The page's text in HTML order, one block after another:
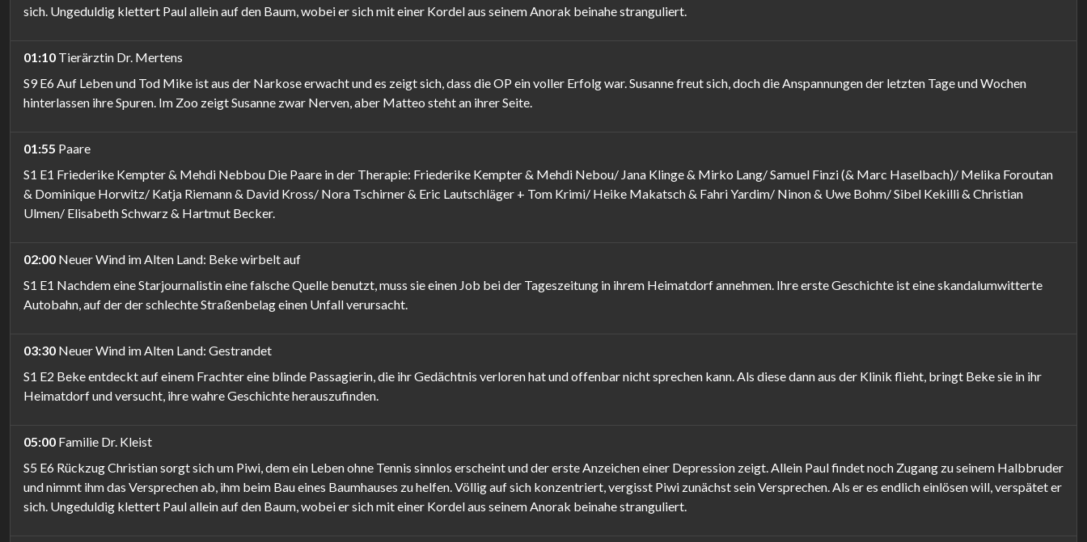
sich. Ungeduldig klettert Paul allein auf den Baum, wobei er sich mit einer Kordel aus seinem Anorak beinahe stranguliert.
01:10 Tierärztin Dr. Mertens
S9 E6 Auf Leben und Tod Mike ist aus der Narkose erwacht und es zeigt sich, dass die OP ein voller Erfolg war. Susanne freut sich, doch die Anspannungen der letzten Tage und Wochen
hinterlassen ihre Spuren. Im Zoo zeigt Susanne zwar Nerven, aber Matteo steht an ihrer Seite.
01:55 Paare
S1 E1 Friederike Kempter & Mehdi Nebbou Die Paare in der Therapie: Friederike Kempter & Mehdi Nebou/ Jana Klinge & Mirko Lang/ Samuel Finzi (& Marc Haselbach)/ Melika Foroutan
& Dominique Horwitz/ Katja Riemann & David Kross/ Nora Tschirner & Eric Lautschläger + Tom Krimi/ Heike Makatsch & Fahri Yardim/ Ninon & Uwe Bohm/ Sibel Kekilli & Christian
Ulmen/ Elisabeth Schwarz & Hartmut Becker.
02:00 Neuer Wind im Alten Land: Beke wirbelt auf
S1 E1 Nachdem eine Starjournalistin eine falsche Quelle benutzt, muss sie einen Job bei der Tageszeitung in ihrem Heimatdorf annehmen. Ihre erste Geschichte ist eine skandalumwitterte
Autobahn, auf der der schlechte Straßenbelag einen Unfall verursacht.
03:30 Neuer Wind im Alten Land: Gestrandet
S1 E2 Beke entdeckt auf einem Frachter eine blinde Passagierin, die ihr Gedächtnis verloren hat und offenbar nicht sprechen kann. Als diese dann aus der Klinik flieht, bringt Beke sie in ihr
Heimatdorf und versucht, ihre wahre Geschichte herauszufinden.
05:00 Familie Dr. Kleist
S5 E6 Rückzug Christian sorgt sich um Piwi, dem ein Leben ohne Tennis sinnlos erscheint und der erste Anzeichen einer Depression zeigt. Allein Paul findet noch Zugang zu seinem Halbbruder
und nimmt ihm das Versprechen ab, ihm beim Bau eines Baumhauses zu helfen. Völlig auf sich konzentriert, vergisst Piwi zunächst sein Versprechen. Als er es endlich einlösen will, verspätet er
sich. Ungeduldig klettert Paul allein auf den Baum, wobei er sich mit einer Kordel aus seinem Anorak beinahe stranguliert.